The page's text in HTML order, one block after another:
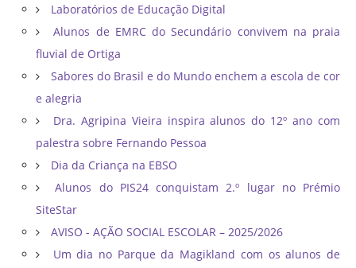
Laboratórios de Educação Digital
Alunos de EMRC do Secundário convivem na praia
fluvial de Ortiga
Sabores do Brasil e do Mundo enchem a escola de cor
e alegria
Dra. Agripina Vieira inspira alunos do 12º ano com
palestra sobre Fernando Pessoa
Dia da Criança na EBSO
Alunos do PIS24 conquistam 2.º lugar no Prémio
SiteStar
AVISO - AÇÃO SOCIAL ESCOLAR – 2025/2026
Um dia no Parque da Magikland com os alunos de